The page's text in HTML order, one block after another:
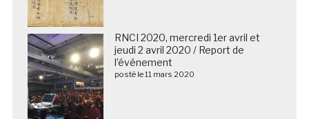
RNCI 2020, mercredi 1er avril et
jeudi 2 avril 2020 / Report de
l’événement
posté le 11 mars 2020